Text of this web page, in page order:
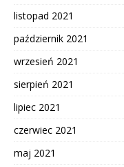
listopad 2021
październik 2021
wrzesień 2021
sierpień 2021
lipiec 2021
czerwiec 2021
maj 2021